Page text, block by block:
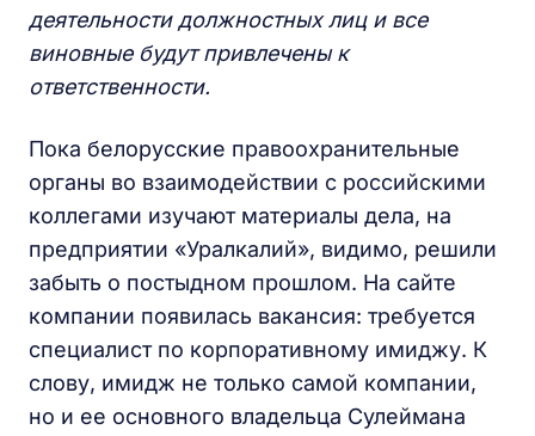
деятельности должностных лиц и все
виновные будут привлечены к
ответственности.
Пока белорусские правоохранительные
органы во взаимодействии с российскими
коллегами изучают материалы дела, на
предприятии «Уралкалий», видимо, решили
забыть о постыдном прошлом. На сайте
компании появилась вакансия: требуется
специалист по корпоративному имиджу. К
слову, имидж не только самой компании,
но и ее основного владельца Сулеймана